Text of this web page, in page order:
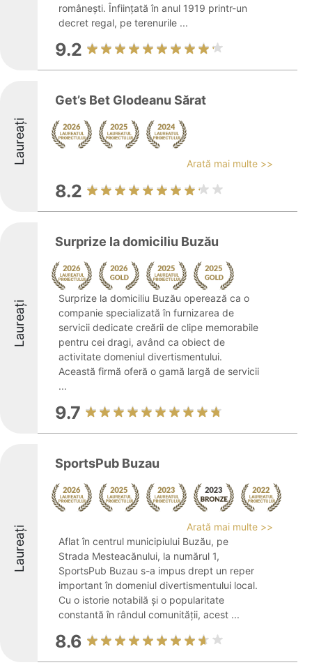
românești. Înființată în anul 1919 printr-un
decret regal, pe terenurile ...
9.2
Laureați
Get’s Bet Glodeanu Sărat
Arată mai multe >>
8.2
Laureați
Surprize la domiciliu Buzău
Surprize la domiciliu Buzău operează ca o
companie specializată în furnizarea de
servicii dedicate creării de clipe memorabile
pentru cei dragi, având ca obiect de
activitate domeniul divertismentului.
Această firmă oferă o gamă largă de servicii
...
9.7
Laureați
SportsPub Buzau
Arată mai multe >>
Aflat în centrul municipiului Buzău, pe
Strada Mesteacănului, la numărul 1,
SportsPub Buzau s-a impus drept un reper
important în domeniul divertismentului local.
Cu o istorie notabilă și o popularitate
constantă în rândul comunității, acest ...
8.6